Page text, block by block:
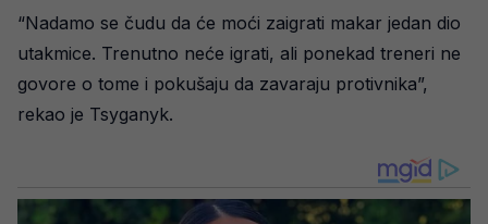
“Nadamo se čudu da će moći zaigrati makar jedan dio
utakmice. Trenutno neće igrati, ali ponekad treneri ne
govore o tome i pokušaju da zavaraju protivnika”,
rekao je Tsyganyk.